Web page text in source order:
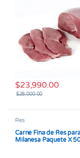
$23,990.00
$28,000.00
Este producto
Res
Carne Fina de Res
Milanesa Paquete X